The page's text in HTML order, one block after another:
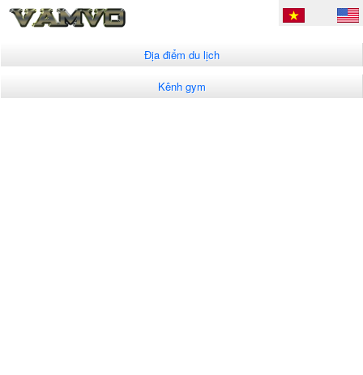
Địa điểm du lịch
Kênh gym